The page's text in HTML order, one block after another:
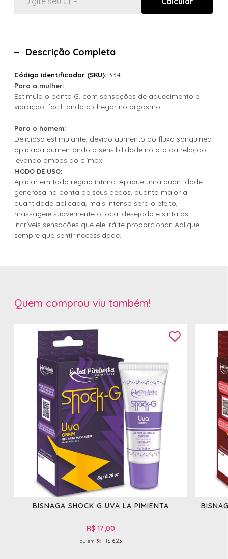
Descrição Completa
Código identificador (SKU): 334
Para a mulher:
Estimula o ponto G, com sensações de aquecimento e
vibração, facilitando a chegar no orgasmo.
Para o homem:
Delicioso estimulante, devido aumento do fluxo sanguíneo
aplicada aumentando a sensibilidade no ato da relação,
levando ambos ao clímax.
MODO DE USO:
Aplicar em toda região íntima. Aplique uma quantidade
generosa na ponta de seus dedos, quanto maior a
quantidade aplicada, mais intenso será o efeito,
massageie suavemente o local desejado e sinta as
incríveis sensações que ele irá te proporcionar. Aplique
sempre que sentir necessidade.
Quem comprou viu também!
BISNAGA SHOCK G UVA LA PIMIENTA
R$ 17,00
3x R$ 6,23